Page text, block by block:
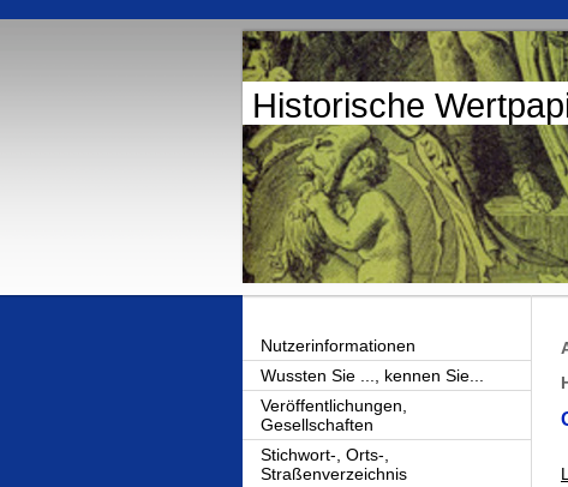
Historische
Nutzerinformationen
Wussten Sie ..., kennen Sie...
Veröffentlichungen,
Gesellschaften
Stichwort-, Orts-,
Straßenverzeichnis